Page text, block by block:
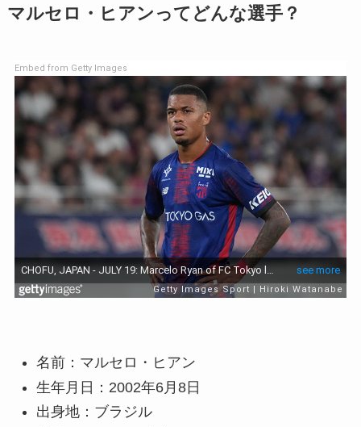
マルセロ・ヒアンってどんな選手？
Embed from Getty Images
名前：マルセロ・ヒアン
生年月日：2002年6月8日
出身地：ブラジル